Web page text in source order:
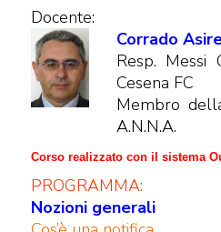
Docente:
Corrado
Resp. Messi
Cesena FC
Membro
A.N.N.A.
Corso realizzato con il sistema
PROGRAMMA:
Nozioni generali